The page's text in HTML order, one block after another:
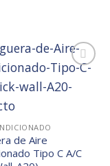
Añadir
a la
de Aire
Tipo C A/C